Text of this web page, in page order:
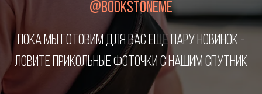
@BOOKSTONEME
ПОКА МЫ ГОТОВИМ ДЛЯ ВАС ЕЩЕ ПАРУ НОВИНОК -
ЛОВИТЕ ПРИКОЛЬНЫЕ ФОТОЧКИ С НАШИМ СПУТНИК